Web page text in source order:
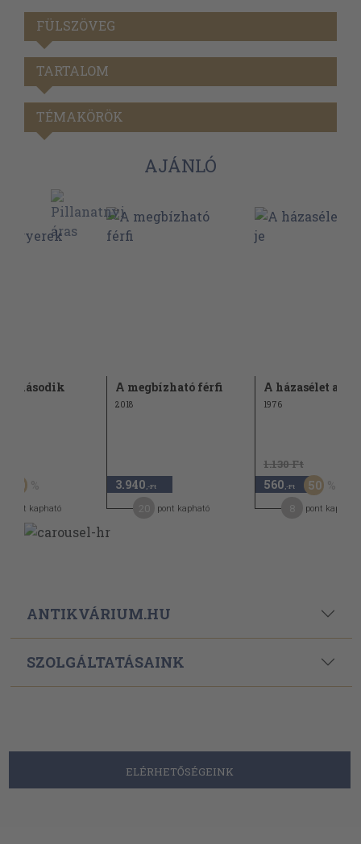
FÜLSZÖVEG
TARTALOM
TÉMAKÖRÖK
AJÁNLÓ
a második
50
pont kapható
A megbízható férfi
2018
3.940 ,-Ft
pont kapható
A házasélet abc-
1976
1.130 Ft
560 ,-Ft 50
pont kapható
ANTIKVÁRIUM.HU
SZOLGÁLTATÁSAINK
ELÉRHETŐSÉGEINK